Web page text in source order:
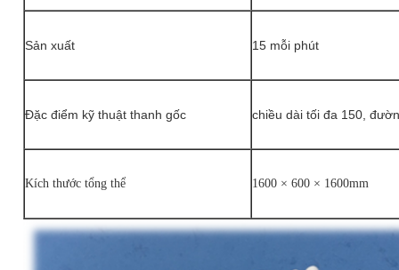
Sản xuất 15 mỗi phút
Đặc điểm kỹ thuật thanh gốc chiều dài tối đa 150,
Kích thước tổng thể 1600 × 600 × 1600mm